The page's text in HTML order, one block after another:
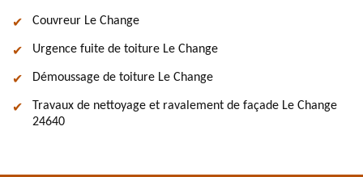
Couvreur Le Change
Urgence fuite de toiture Le Change
Démoussage de toiture Le Change
Travaux de nettoyage et ravalement de façade Le Change
24640